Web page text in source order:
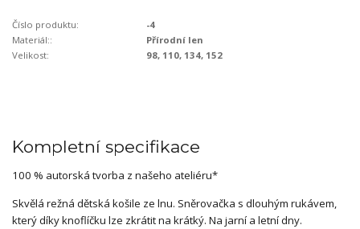
Číslo produktu:
-4
Materiál::
Přírodní len
Velikost:
98, 110, 134, 152
Kompletní specifikace
100 % autorská tvorba z našeho ateliéru*
Skvělá režná dětská košile ze lnu. Sněrovačka s dlouhým rukávem,
který díky knoflíčku lze zkrátit na krátký. Na jarní a letní dny.